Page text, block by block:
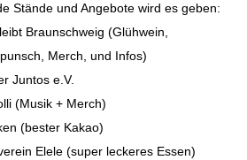
Stände und Angebote wird es geben:
Braunschweig (Glühwein,
Merch, und Infos)
Juntos e.V.
(Musik + Merch)
(bester Kakao)
Elele (super leckeres Essen)